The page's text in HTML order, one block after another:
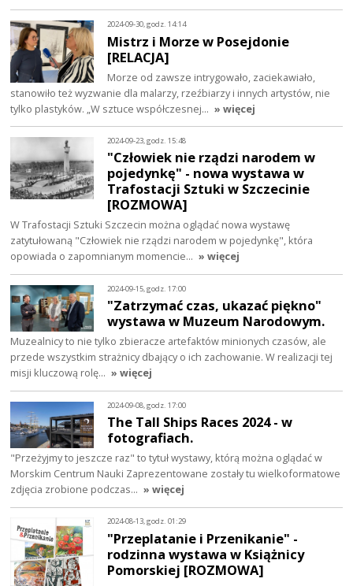
2024-09-30, godz. 14:14
Mistrz i Morze w Posejdonie
[RELACJA]
Morze od zawsze intrygowało, zaciekawiało,
stanowiło też wyzwanie dla malarzy, rzeźbiarzy i innych artystów, nie
tylko plastyków. „W sztuce współczesnej… » więcej
2024-09-23, godz. 15:48
"Człowiek nie rządzi narodem w
pojedynkę" - nowa wystawa w
Trafostacji Sztuki w Szczecinie
[ROZMOWA]
W Trafostacji Sztuki Szczecin można oglądać nowa wystawę
zatytułowaną "Człowiek nie rządzi narodem w pojedynkę", która
opowiada o zapomnianym momencie… » więcej
2024-09-15, godz. 17:00
"Zatrzymać czas, ukazać piękno"
wystawa w Muzeum Narodowym.
Muzealnicy to nie tylko zbieracze artefaktów minionych czasów, ale
przede wszystkim strażnicy dbający o ich zachowanie. W realizacji tej
misji kluczową rolę… » więcej
2024-09-08, godz. 17:00
The Tall Ships Races 2024 - w
fotografiach.
"Przeżyjmy to jeszcze raz" to tytuł wystawy, którą można oglądać w
Morskim Centrum Nauki Zaprezentowane zostały tu wielkoformatowe
zdjęcia zrobione podczas… » więcej
2024-08-13, godz. 01:29
"Przeplatanie i Przenikanie" -
rodzinna wystawa w Książnicy
Pomorskiej [ROZMOWA]